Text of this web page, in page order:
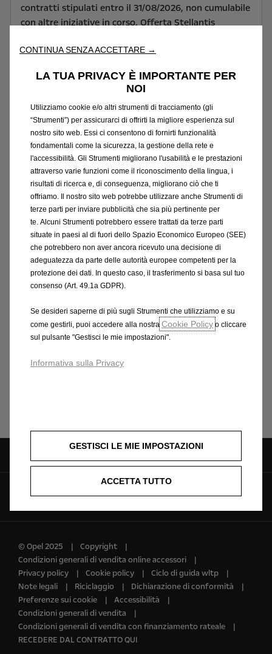
contratti stipulati entro il 31/08/2026, non cumulabile
con altre iniziative in corso. Offerta Stellantis
approvazione. Documentazione precontrattuale
www.stellantis-financial-services.it (Sez.
Trasparenza). Messaggio Pubblicitario con finalità
promozionale.
Consumo di energia gamma Astra Electric
(kWh/100km): 15,4 – 15,8; emissioni CO2 (g/km): 0;
Autonomia: 409-418 km.Valori omologati in base al
ciclo ponderato WLTP, in base al quale i nuovi veicoli
sono omologati dal 1° settembre 2018, aggiornati al
11/03/2026 e indicati solo a scopo comparativo. Il
consumo effettivo di carburante e di energia elettrica,
i valori di emissione di CO₂ e l'autonomia possono
essere diversi e possono variare a seconda delle
condizioni di utilizzo e di vari fattori quali: optionals,
frequenza di ricarica elettrica per chilometri percorsi,
velocità, peso totale, utilizzo di determinati
equipaggiamenti, tipologia e condizioni degli
pneumatici, condizioni stradali, ecc. Immagini
illustrative; caratteristiche/colori possono differire da
Seguici su
© Opel 2025
Copyright
Condizioni generali di vendita online accessori
Privacy policy
Cookie policy
Ciclo di guida wltp
Note legali
Riciclaggio
Dichiarazione di conformità
Preferenze sui cookie
Accessibilità
Condizioni generali di vendita
Condizioni generali di vendita con finanziamento rateale
RECEDERE DAL CONTRATTO QUI
CONTINUA SENZA ACCETTARE →
LA TUA PRIVACY È IMPORTANTE PER
NOI
Utilizziamo cookie e/o altri strumenti di tracciamento (gli
“Strumenti”) per assicurarci di offrirti la migliore esperienza sul
nostro sito web. Essi ci consentono di fornirti funzionalità
fondamentali come la sicurezza, la gestione della rete e
l'accessibilità. Gli Strumenti migliorano l'usabilità e le prestazioni
attraverso varie funzioni come il riconoscimento della lingua, i
risultati di ricerca e, di conseguenza, migliorano ciò che ti
offriamo. Il nostro sito web potrebbe utilizzare anche Strumenti di
terze parti per inviare pubblicità che sia più pertinente per
te. Alcuni Strumenti potrebbero essere trattati da terze parti
situate in paesi al di fuori dello Spazio Economico Europeo (SEE)
che potrebbero non aver ancora ricevuto una decisione di
adeguatezza da parte delle autorità europee competenti per la
protezione dei dati. In questo caso, il trasferimento si basa sul tuo
consenso (Art. 49.1a GDPR).
Se desideri saperne di più sugli Strumenti che utilizziamo e su
come gestirli, puoi accedere alla nostra Cookie Policy o cliccare
sul pulsante "Gestisci le mie impostazioni".
Informativa sulla Privacy
GESTISCI LE MIE IMPOSTAZIONI
ACCETTA TUTTO